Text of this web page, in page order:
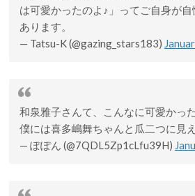
は可愛かったのよ♪」ってご自身が
あります。
— Tatsu-K (@gazing_stars183)
和泉雅子さんて、こんなに可愛かっ
僕には喜多嶋舞ちゃんと瓜二つに見え
— ぽぽん (@7QDL5Zp1cLfu39H)